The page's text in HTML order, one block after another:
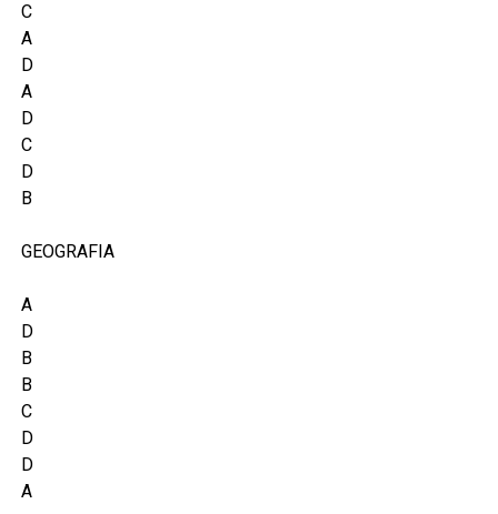
C
A
D
A
D
C
D
B
GEOGRAFIA
A
D
B
B
C
D
D
A